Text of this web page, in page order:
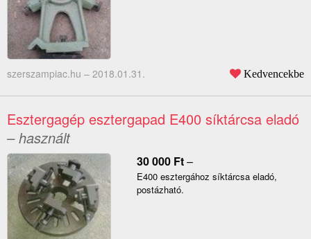
szerszampiac.hu – 2018.01.31. Kedvencekbe
Esztergagép esztergapad E400 síktárcsa eladó
– használt
30 000 Ft–
E400 esztergához síktárcsa eladó,
postázható.